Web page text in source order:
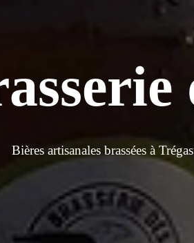
Bières artisanales brassées à